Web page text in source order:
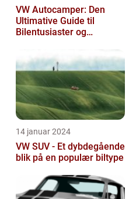
VW Autocamper: Den
Ultimative Guide til
Bilentusiaster og
14 januar 2024
VW SUV - Et dybdegående
blik på en populær biltype